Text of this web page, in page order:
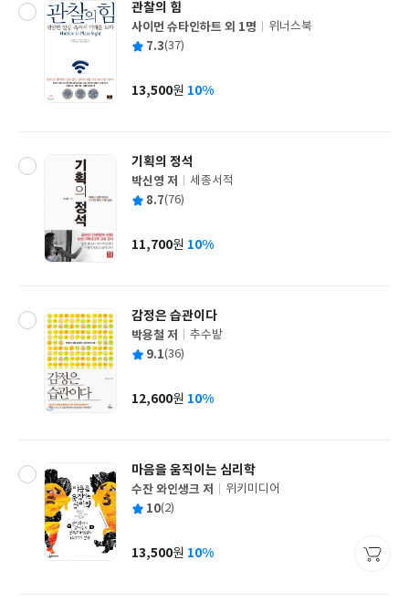
관찰의 힘
글
쓴
사이먼 슈타인하트 외 1명
출
사
위너스북
평 7.3(37)
가
13,500원 10%
기획의 정석
글
쓴
박신영 저
출
사
세종서적
평 8.7(76)
가
11,700원 10%
감정은 습관이다
글
쓴
박용철 저
출
사
추수밭
평 9.1(36)
가
12,600원 10%
마음을 움직이는 심리학
글
쓴
수잔 와인생크 저
출
사
위키미디어
평 10(2)
가
13,500원 10%